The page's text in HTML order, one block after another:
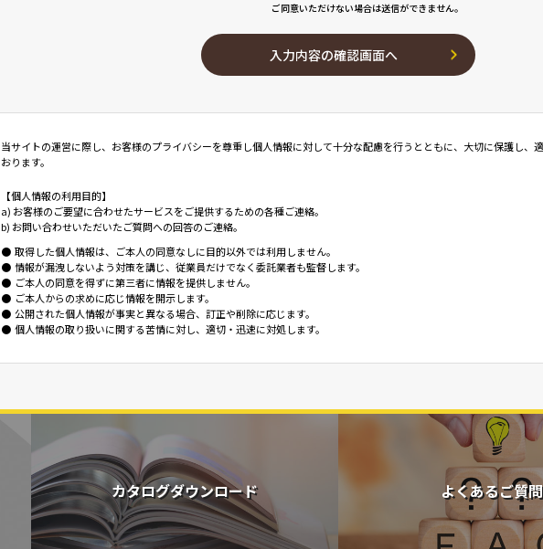
ご同意いただけない場合は送信ができません。
入力内容の確認画面へ
当サイトの運営に際し、お客様のプライバシーを尊重し個人情報に対して十分な配慮を行うとともに、大切に保護し、
おります。
【個人情報の利用目的】
a) お客様のご要望に合わせたサービスをご提供するための各種ご連絡。
b) お問い合わせいただいたご質問への回答のご連絡。
● 取得した個人情報は、ご本人の同意なしに目的以外では利用しません。
● 情報が漏洩しないよう対策を講じ、従業員だけでなく委託業者も監督します。
● ご本人の同意を得ずに第三者に情報を提供しません。
● ご本人からの求めに応じ情報を開示します。
● 公開された個人情報が事実と異なる場合、訂正や削除に応じます。
● 個人情報の取り扱いに関する苦情に対し、適切・迅速に対処します。
カタログダウンロード よくあるご質問